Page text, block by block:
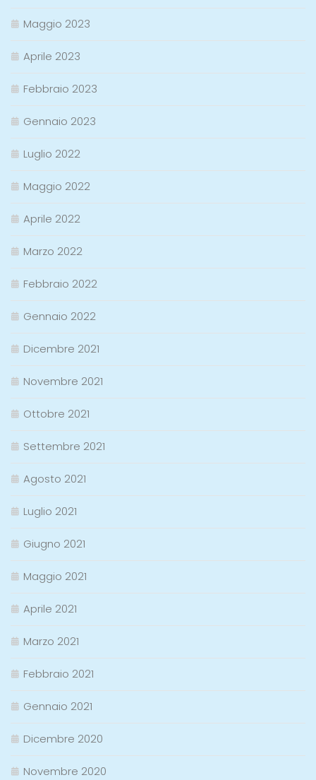
Maggio 2023
Aprile 2023
Febbraio 2023
Gennaio 2023
Luglio 2022
Maggio 2022
Aprile 2022
Marzo 2022
Febbraio 2022
Gennaio 2022
Dicembre 2021
Novembre 2021
Ottobre 2021
Settembre 2021
Agosto 2021
Luglio 2021
Giugno 2021
Maggio 2021
Aprile 2021
Marzo 2021
Febbraio 2021
Gennaio 2021
Dicembre 2020
Novembre 2020